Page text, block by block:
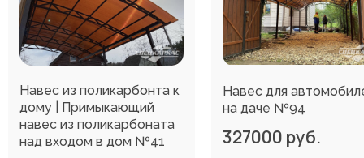
Навес из поликарбонта к
дому | Примыкающий
навес из поликарбоната
над входом в дом №41
Навес для
на даче №94
327000 руб.